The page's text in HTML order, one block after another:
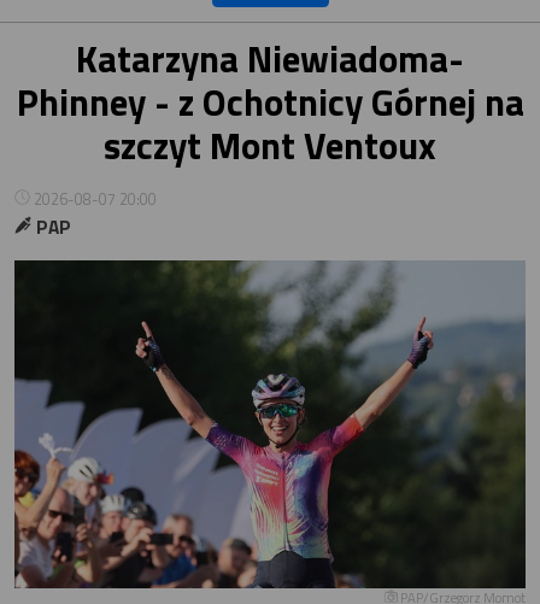
Katarzyna Niewiadoma-
Phinney - z Ochotnicy Górnej na
szczyt Mont Ventoux
2026-08-07 20:00
PAP
PAP/Grzegorz Momot